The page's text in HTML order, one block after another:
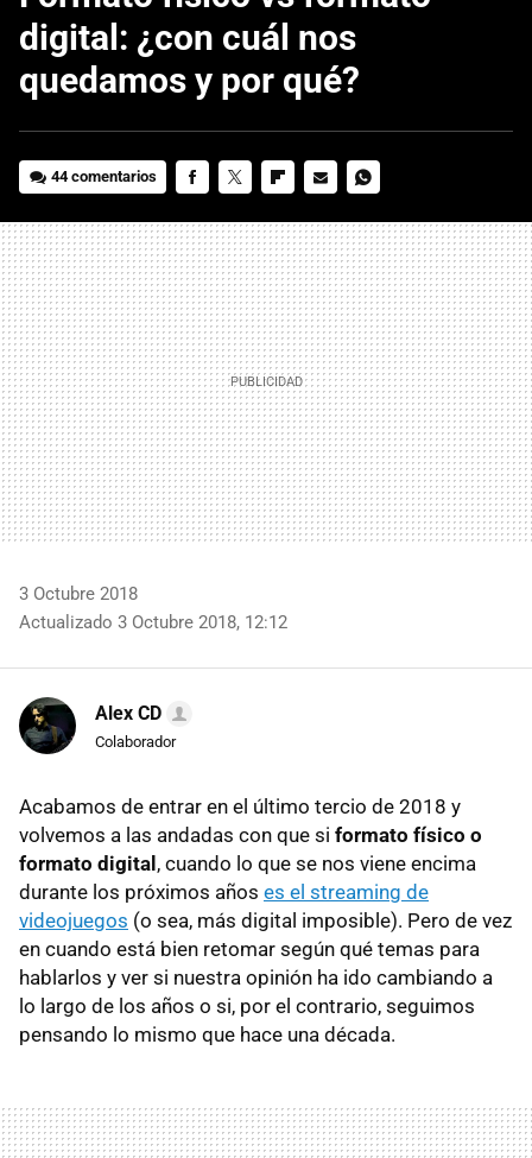
digital: ¿con cuál nos
quedamos y por qué?
44 comentarios
MAIL
3 Octubre 2018
Actualizado 3 Octubre 2018, 12:12
Alex CD
Colaborador
Acabamos de entrar en el último tercio de 2018 y
volvemos a las andadas con que si formato físico o
formato digital, cuando lo que se nos viene encima
durante los próximos años es el streaming de
videojuegos (o sea, más digital imposible). Pero de vez
en cuando está bien retomar según qué temas para
hablarlos y ver si nuestra opinión ha ido cambiando a
lo largo de los años o si, por el contrario, seguimos
pensando lo mismo que hace una década.